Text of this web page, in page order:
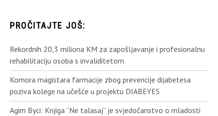
PROČITAJTE JOŠ:
Rekordnih 20,3 miliona KM za zapošljavanje i profesionalnu
rehabilitaciju osoba s invaliditetom
Komora magistara farmacije zbog prevencije dijabetesa
poziva kolege na učešće u projektu DIABEYES
Agim Byci: Knjiga “Ne talasaj” je svjedočanstvo o mladosti